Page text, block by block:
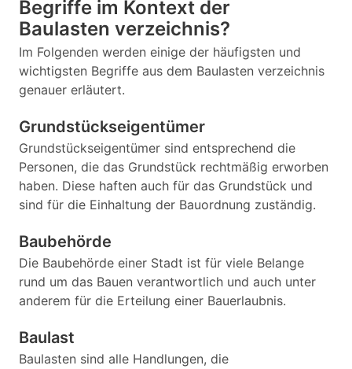
Begriffe im Kontext der
Baulasten verzeichnis?
Im Folgenden werden einige der häufigsten und
wichtigsten Begriffe aus dem Baulasten verzeichnis
genauer erläutert.
Grundstückseigentümer
Grundstückseigentümer sind entsprechend die
Personen, die das Grundstück rechtmäßig erworben
haben. Diese haften auch für das Grundstück und
sind für die Einhaltung der Bauordnung zuständig.
Baubehörde
Die Baubehörde einer Stadt ist für viele Belange
rund um das Bauen verantwortlich und auch unter
anderem für die Erteilung einer Bauerlaubnis.
Baulast
Baulasten sind alle Handlungen, die